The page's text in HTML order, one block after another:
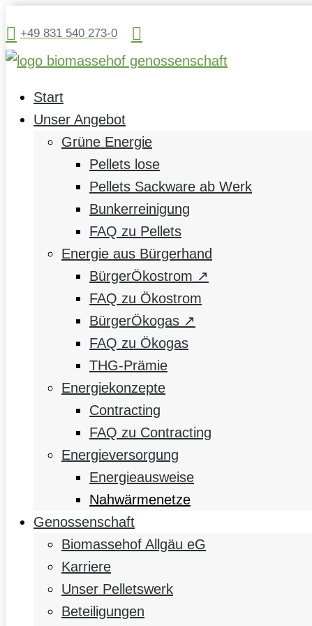
 +49 831 540 273-0 
Start
Unser Angebot
Grüne Energie
Pellets lose
Pellets Sackware ab Werk
Bunkerreinigung
FAQ zu Pellets
Energie aus Bürgerhand
BürgerÖkostrom ↗
FAQ zu Ökostrom
BürgerÖkogas ↗
FAQ zu Ökogas
THG-Prämie
Energiekonzepte
Contracting
FAQ zu Contracting
Energieversorgung
Energieausweise
Nahwärmenetze
Genossenschaft
Biomassehof Allgäu eG
Karriere
Unser Pelletswerk
Beteiligungen